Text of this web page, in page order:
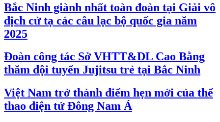
Bắc Ninh giành nhất toàn đoàn tại Giải vô
địch cử tạ các câu lạc bộ quốc gia năm
2025
Đoàn công tác Sở VHTT&DL Cao Bằng
thăm đội tuyển Jujitsu trẻ tại Bắc Ninh
Việt Nam trở thành điểm hẹn mới của thể
thao điện tử Đông Nam Á